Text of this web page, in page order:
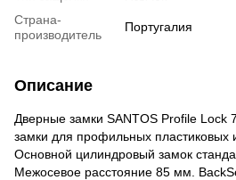
Страна-
производитель
Португалия
Описание
Дверные замки SANTOS Profile Lock
замки для профильных пластиковых
Основной цилиндровый замок
Межосевое расстояние 85 мм.